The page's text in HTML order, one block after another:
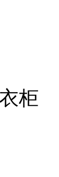
柜